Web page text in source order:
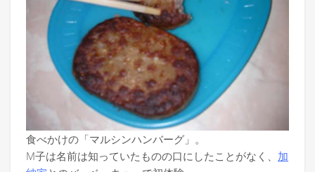
食べかけの「マルシンハンバーグ」。
M子は名前は知っていたものの口にしたことがなく、 加